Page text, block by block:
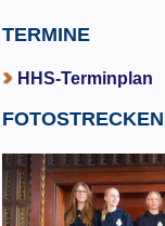
TERMINE
HHS-Terminplan
FOTOSTRECKEN